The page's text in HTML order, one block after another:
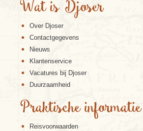
Wat is Djoser
Over Djoser
Contactgegevens
Nieuws
Klantenservice
Vacatures bij Djoser
Duurzaamheid
Praktische informatie
Reisvoorwaarden